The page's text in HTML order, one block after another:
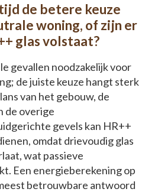
de betere keuze
woning, of zijn er
glas volstaat?
gevallen noodzakelijk voor
de juiste keuze hangt sterk
van het gebouw, de
de overige
gevels kan HR++
omdat drievoudig glas
wat passieve
Een energieberekening op
betrouwbare antwoord